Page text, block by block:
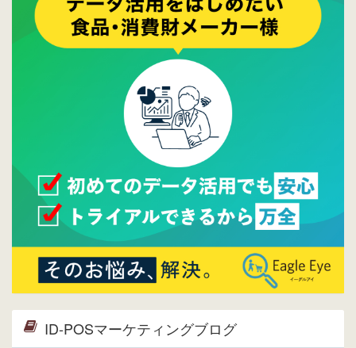
2015/10/19
ウレコンのサイト機能を大幅バージョンアッ
プ。詳細はこちら。⇒告知ページへ
2015/09/28
ウレコンが機能拡充し、サイトリニューアル
しました。⇒
ウレコンFacebook
Facebookページを開設しました。詳細は
ら。
ウレコンサイトリリースしました。
ID-POSマーケティングブログ